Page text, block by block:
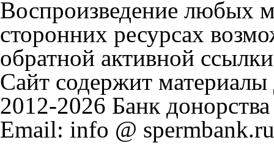
Воспроизведение любых
сторонних ресурсах
обратной активной
Сайт содержит
2012-2026 Банк
Email: info @